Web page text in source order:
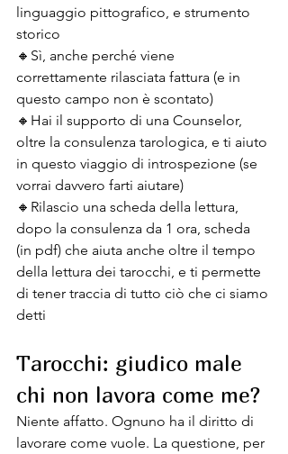
linguaggio pittografico, e strumento
storico
🔸️Sì, anche perché viene
correttamente rilasciata fattura (e in
questo campo non è scontato)
🔸️Hai il supporto di una Counselor,
oltre la consulenza tarologica, e ti aiuto
in questo viaggio di introspezione (se
vorrai davvero farti aiutare)
🔸️Rilascio una scheda della lettura,
dopo la consulenza da 1 ora, scheda
(in pdf) che aiuta anche oltre il tempo
della lettura dei tarocchi, e ti permette
di tener traccia di tutto ciò che ci siamo
detti
Tarocchi: giudico male
chi non lavora come me?
Niente affatto. Ognuno ha il diritto di
lavorare come vuole. La questione, per